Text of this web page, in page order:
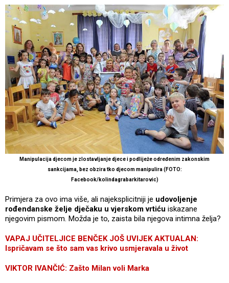
Manipulacija djecom je zlostavljanje djece i podliježe određenim zakonskim
sankcijama, bez obzira tko djecom manipulira (FOTO:
Facebook/kolindagrabarkitarovic)
Primjera za ovo ima više, ali najeksplicitniji je udovoljenje
rođendanske želje dječaku u vjerskom vrtiću iskazane
njegovim pismom. Možda je to, zaista bila njegova intimna želja?
VAPAJ UČITELJICE BENČEK JOŠ UVIJEK AKTUALAN:
Ispričavam se što sam vas krivo usmjeravala u život
VIKTOR IVANČIĆ: Zašto Milan voli Marka